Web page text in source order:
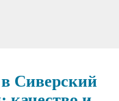
в Сиверский